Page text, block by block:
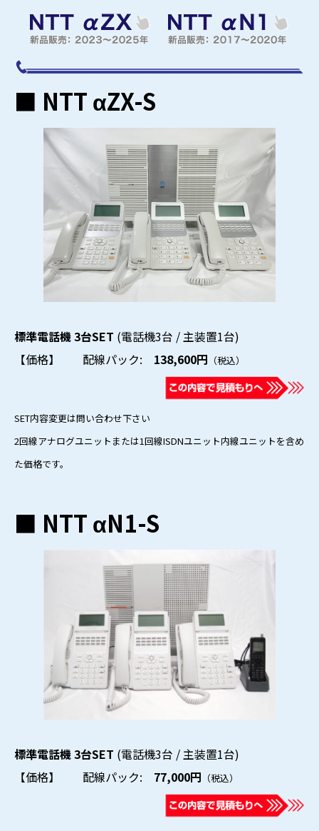
■ NTT αZX-S
標準電話機 3台SET (電話機3台 / 主装置1台)
【価格】 配線パック: 138,600円 （税込）
SET内容変更は問い合わせ下さい
2回線アナログユニットまたは1回線ISDNユニット内線ユニットを含め
た価格です。
■ NTT αN1-S
標準電話機 3台SET (電話機3台 / 主装置1台)
【価格】 配線パック: 77,000円 （税込）